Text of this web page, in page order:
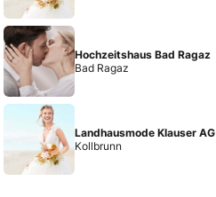
Hochzeitshaus Bad Ragaz
Bad Ragaz
Landhausmode Klauser AG
Kollbrunn